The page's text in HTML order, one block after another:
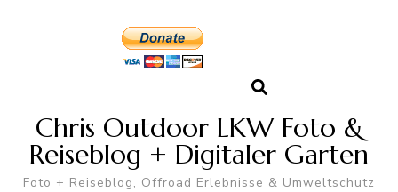
Chris Outdoor LKW Foto &
Reiseblog + Digitaler Garten
Foto + Reiseblog, Offroad Erlebnisse & Umweltschutz